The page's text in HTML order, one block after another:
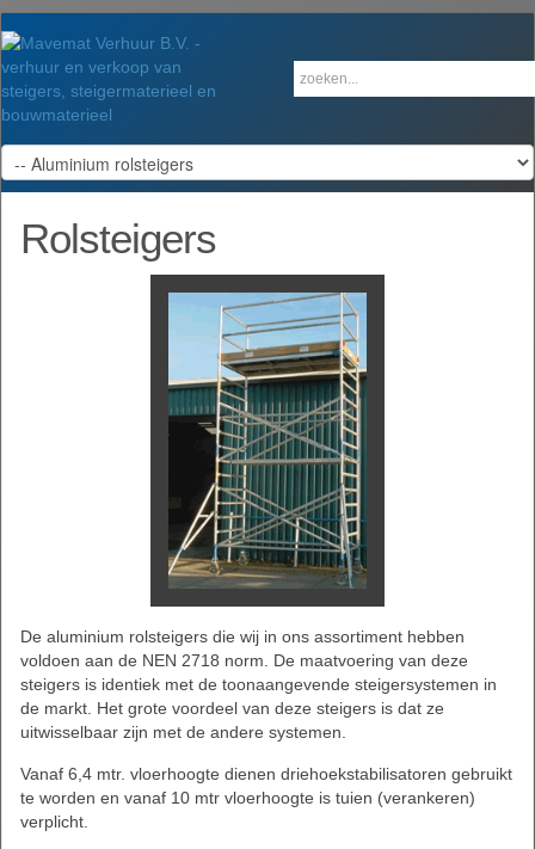
Rolsteigers
De aluminium rolsteigers die wij in ons assortiment hebben
voldoen aan de NEN 2718 norm. De maatvoering van deze
steigers is identiek met de toonaangevende steigersystemen in
de markt. Het grote voordeel van deze steigers is dat ze
uitwisselbaar zijn met de andere systemen.
Vanaf 6,4 mtr. vloerhoogte dienen driehoekstabilisatoren gebruikt
te worden en vanaf 10 mtr vloerhoogte is tuien (verankeren)
verplicht.